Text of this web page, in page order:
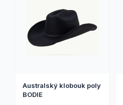
Australský klobouk poly
BODIE